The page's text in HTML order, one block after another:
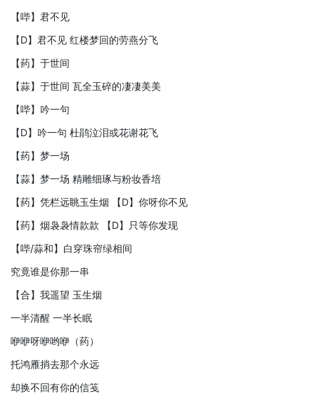
【哔】君不见
【D】君不见 红楼梦回的劳燕分飞
【药】于世间
【蒜】于世间 瓦全玉碎的凄凄美美
【哔】吟一句
【D】吟一句 杜鹃泣泪或花谢花飞
【药】梦一场
【蒜】梦一场 精雕细琢与粉妆香培
【药】凭栏远眺玉生烟 【D】你呀你不见
【药】烟袅袅情款款 【D】只等你发现
【哔/蒜和】白穿珠帘绿相间
究竟谁是你那一串
【合】我遥望 玉生烟
一半清醒 一半长眠
咿咿呀咿哟咿（药）
托鸿雁捎去那个永远
却换不回有你的信笺